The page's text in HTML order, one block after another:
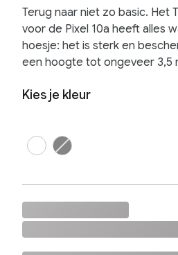
Terug naar niet zo basic. Het
voor de Pixel 10a heeft alles
hoesje: het is sterk en
een hoogte tot ongeveer 3,5
Kies je kleur